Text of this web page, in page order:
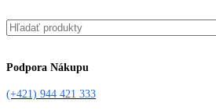
Podpora Nákupu
(+421) 944 421 333